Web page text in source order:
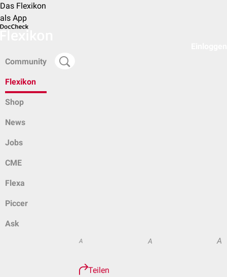
Das Flexikon
als App
Community
Flexikon
Shop
News
Jobs
CME
Flexa
Piccer
Ask
A A A
Teilen